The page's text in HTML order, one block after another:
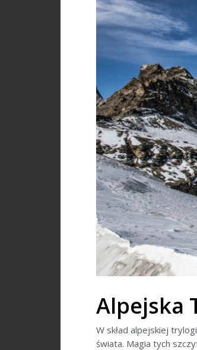
Alpejska
W skład alpejskiej
świata. Magia tych